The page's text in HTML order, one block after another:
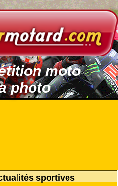
moto
photo
sportives